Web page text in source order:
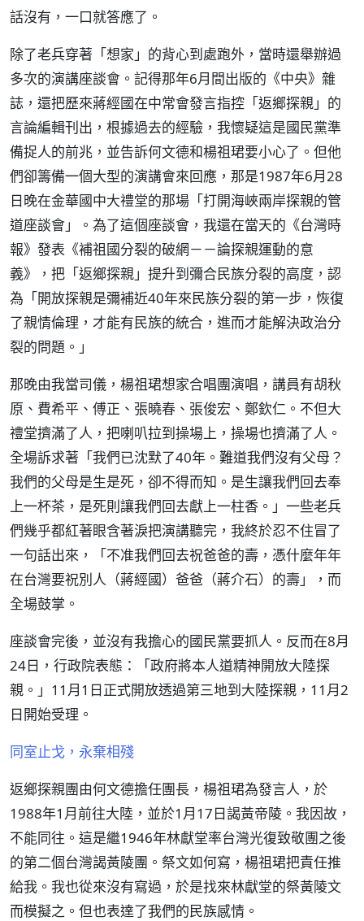
話沒有，一口就答應了。
除了老兵穿著「想家」的背心到處跑外，當時還舉辦過
多次的演講座談會。記得那年6月間出版的《中央》雜
誌，還把歷來蔣經國在中常會發言指控「返鄉探親」的
言論編輯刊出，根據過去的經驗，我懷疑這是國民黨準
備捉人的前兆，並告訴何文德和楊祖珺要小心了。但他
們卻籌備一個大型的演講會來回應，那是1987年6月28
日晚在金華國中大禮堂的那場「打開海峽兩岸探親的管
道座談會」。為了這個座談會，我還在當天的《台灣時
報》發表《補祖國分裂的破網－－論探親運動的意
義》，把「返鄉探親」提升到彌合民族分裂的高度，認
為「開放探親是彌補近40年來民族分裂的第一步，恢復
了親情倫理，才能有民族的統合，進而才能解決政治分
裂的問題。」
那晚由我當司儀，楊祖珺想家合唱團演唱，講員有胡秋
原、費希平、傅正、張曉春、張俊宏、鄭欽仁。不但大
禮堂擠滿了人，把喇叭拉到操場上，操場也擠滿了人。
全場訴求著「我們已沈默了40年。難道我們沒有父母？
我們的父母是生是死，卻不得而知。是生讓我們回去奉
上一杯茶，是死則讓我們回去獻上一柱香。」一些老兵
們幾乎都紅著眼含著淚把演講聽完，我終於忍不住冒了
一句話出來，「不准我們回去祝爸爸的壽，憑什麼年年
在台灣要祝別人（蔣經國）爸爸（蔣介石）的壽」，而
全場鼓掌。
座談會完後，並沒有我擔心的國民黨要抓人。反而在8月
24日，行政院表態：「政府將本人道精神開放大陸探
親。」11月1日正式開放透過第三地到大陸探親，11月2
日開始受理。
同室止戈，永棄相殘
返鄉探親團由何文德擔任團長，楊祖珺為發言人，於
1988年1月前往大陸，並於1月17日謁黃帝陵。我因故，
不能同往。這是繼1946年林獻堂率台灣光復致敬團之後
的第二個台灣謁黃陵團。祭文如何寫，楊祖珺把責任推
給我。我也從來沒有寫過，於是找來林獻堂的祭黃陵文
而模擬之。但也表達了我們的民族感情。